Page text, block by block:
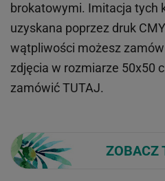
brokatowymi. Imitacja tych
uzyskana poprzez druk
wątpliwości możesz
zdjęcia w rozmiarze 50x50
zamówićTUTAJ.
ZOBACZ